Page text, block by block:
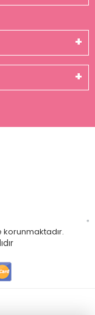
korunmaktadır.